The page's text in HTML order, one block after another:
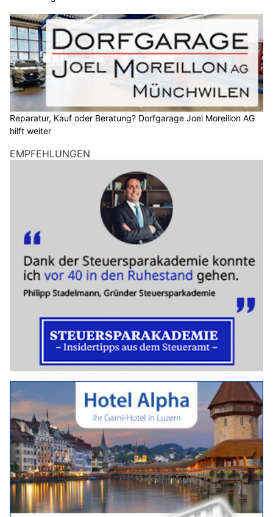
Reparatur, Kauf oder Beratung? Dorfgarage Joel Moreillon AG
hilft weiter
EMPFEHLUNGEN